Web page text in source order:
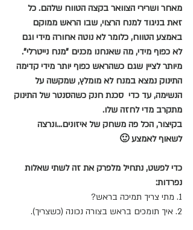
מאחר ושרירי הצוואר בקצה הטווח שלהם. כל
זאת בניגוד למנח הרצוי, שבו הראש ממוקם
באמצע הטווח, כלומר לא נוטה אחורה מידי וגם
לא כפוף מידי, מה שאנחנו מכנים "מנח נייטרלי".
מיותר לציין שגם כשהראש כפוף יותר מידי קדימה
התינוק נמצא במנח לא מומלץ, שמקשה על
הנשימה, עד כדי  סכנת חנק כשהסנטר של התינוק
מתקרב מדי לחזה שלו.
בקיצור, הכל פה משחק של איזונים…ונרצה
לשאוף לאמצע 🙂
כדי לפשט, נתחיל מלפרק את זה לשתי שאלות
נפרדות:
1. מתי צריך תמיכה בראש?
2. איך תומכים בראש בצורה נכונה (כשצריך).